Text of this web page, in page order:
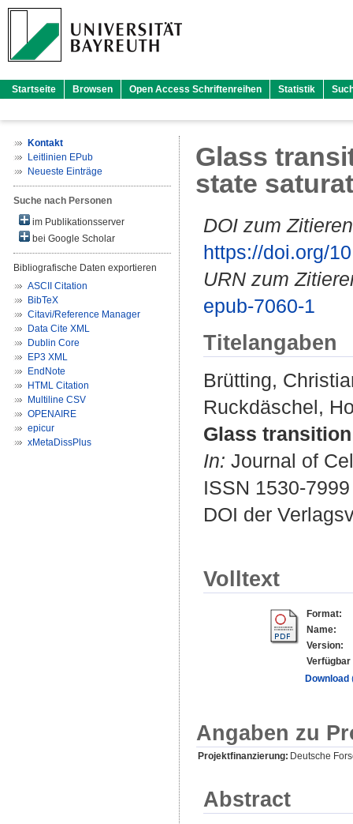
Startseite Browsen Open Access Schriftenreihen Statistik
Kontakt
Leitlinien EPub
Neueste Einträge
Suche nach Personen
im Publikationsserver
bei Google Scholar
Bibliografische Daten exportieren
ASCII Citation
BibTeX
Citavi/Reference Manager
Data Cite XML
Dublin Core
EP3 XML
EndNote
HTML Citation
Multiline CSV
OPENAIRE
epicur
xMetaDissPlus
Glass
state
DOI zum
https://doi.org/
URN zum
epub-7060-1
Titelangaben
Brütting,
Ruckdäschel,
Glass
In: Journal of
ISSN 1530-7999
DOI der
Volltext
Format:
Name:
Version:
Download
Angaben zu
Projektfinanzierung: Deutsche
Abstract